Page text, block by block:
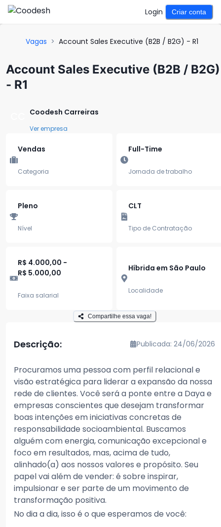
Login Criar conta
Vagas > Account Sales Executive (B2B / B2G) - R1
Account Sales Executive (B2B / B2G)
- R1
Coodesh Carreiras
Ver empresa
Vendas
Categoria
Full-Time
Jornada de trabalho
Pleno
Nível
CLT
Tipo de Contratação
R$ 4.000,00 -
R$ 5.000,00
Faixa salarial
Híbrida em São Paulo
Localidade
Compartilhe essa vaga!
Descrição: Publicada: 24/06/2026
Procuramos uma pessoa com perfil relacional e
visão estratégica para liderar a expansão da nossa
rede de clientes. Você será a ponte entre a Daya e
empresas conscientes que desejam transformar
boas intenções em iniciativas concretas de
responsabilidade socioambiental. Buscamos
alguém com energia, comunicação excepcional e
foco em resultados, mas, acima de tudo,
alinhado(a) aos nossos valores e propósito. Seu
papel vai além de vender: é sobre inspirar,
impulsionar e ser parte de um movimento de
transformação positiva.
No dia a dia, isso é o que esperamos de você: